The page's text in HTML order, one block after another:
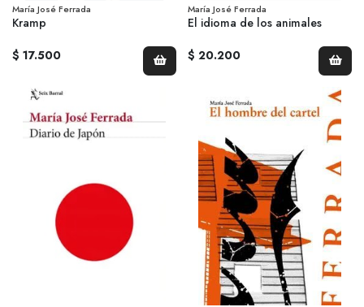
María José Ferrada
Kramp
$ 17.500
María José Ferrada
El idioma de los animales
$ 20.200